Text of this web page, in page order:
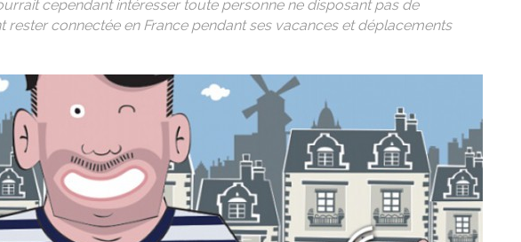
cependant intéresser toute personne ne disposant pas de
rester connectée en France pendant ses vacances et déplacements